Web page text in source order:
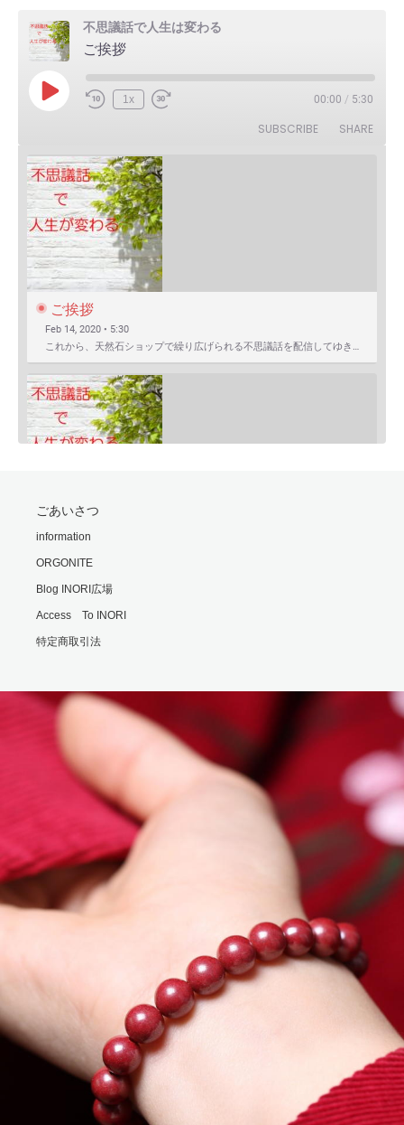
不思議話で人生は変わる
ご挨拶
Play
Episode
1x 00:00 / 5:30
SUBSCRIBE SHARE
RSS FEED
SHARE
EMBED
ご挨拶
Feb 14, 2020 • 5:30
これから、天然石ショップで繰り広げられる不思議話を配信してゆきます。 まずは自己紹介を含めたご挨拶か…
モリオンは明智小五郎
勘違いの霊
Feb 25, 2020 • 6:00
消えた石
ごあいさつ
information
ORGONITE
Blog INORI広場
Access To INORI
特定商取引法